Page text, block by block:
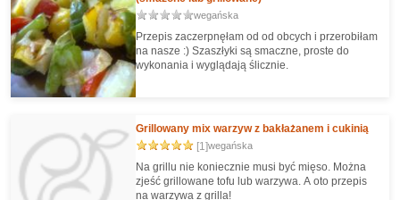
wegańska
Przepis zaczerpnęłam od od obcych i przerobiłam
na nasze :) Szaszłyki są smaczne, proste do
wykonania i wyglądają ślicznie.
Grillowany mix warzyw z bakłażanem i cukinią
[1]wegańska
Na grillu nie koniecznie musi być mięso. Można
zjeść grillowane tofu lub warzywa. A oto przepis
na warzywa z grilla!